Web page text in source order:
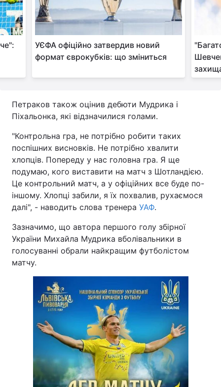
УЄФА офіційно затвердив новий
формат єврокубків: що зміниться
Петраков також оцінив дебюти Мудрика і
Піхальонка, які відзначилися голами.
"Контрольна гра, не потрібно робити таких
поспішних висновків. Не потрібно хвалити
хлопців. Попереду у нас головна гра. Я ще
подумаю, кого виставити на матч з Шотландією.
Це контрольний матч, а у офіційних все буде по-
іншому. Хлопці забили, я їх похвалив, рухаємося
далі", - наводить слова тренера УАФ.
Зазначимо, що автора першого голу збірної
України Михайла Мудрика вболівальники в
голосуванні обрали найкращим футболістом
матчу.